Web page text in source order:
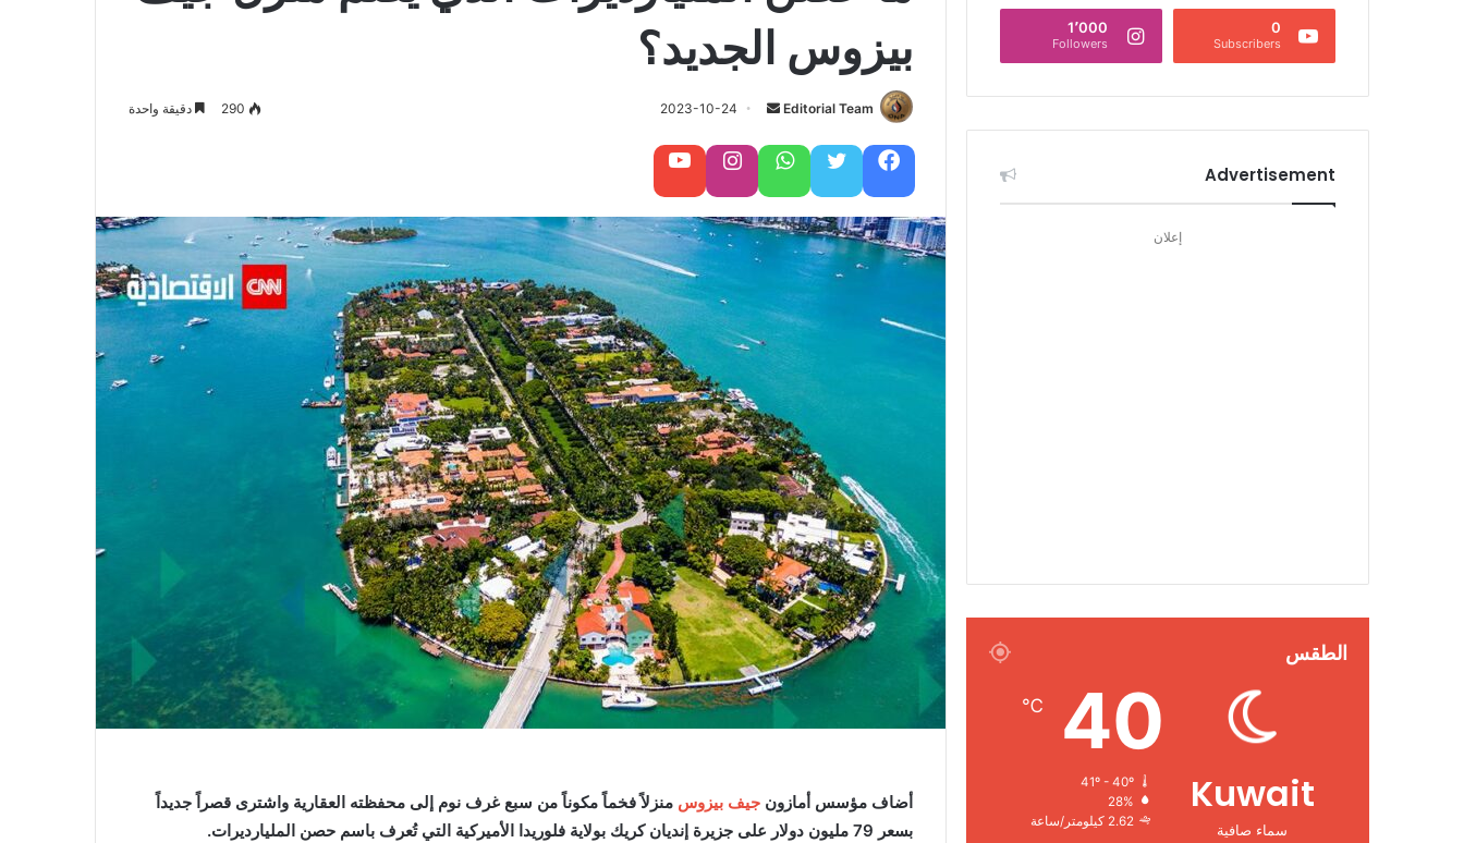
بيزوس الجديد؟
Editorial Team
س
ل
ر
إ
ت
ر
و
ن
ي
ا
2023-10-24
290 دقيقة واحدة
فيسبوك تويتر واتساب تابعنا على إنستغرام تابعنا على يوتيوب
أضاف مؤسس أمازون جيف بيزوس منزلاً فخماً مكوناً من سبع غرف نوم إلى محفظته العقارية واشترى قصراً جديداً
بسعر 79 مليون دولار على جزيرة إنديان كريك بولاية فلوريدا الأميركية التي تُعرف باسم حصن المليارديرات.
0
Subscribers
1٬000
Followers
Advertisement
إعلان
الطقس
Kuwait
سماء صافية
40
℃
41º - 40º
28%
2.62 كيلومتر/ساعة